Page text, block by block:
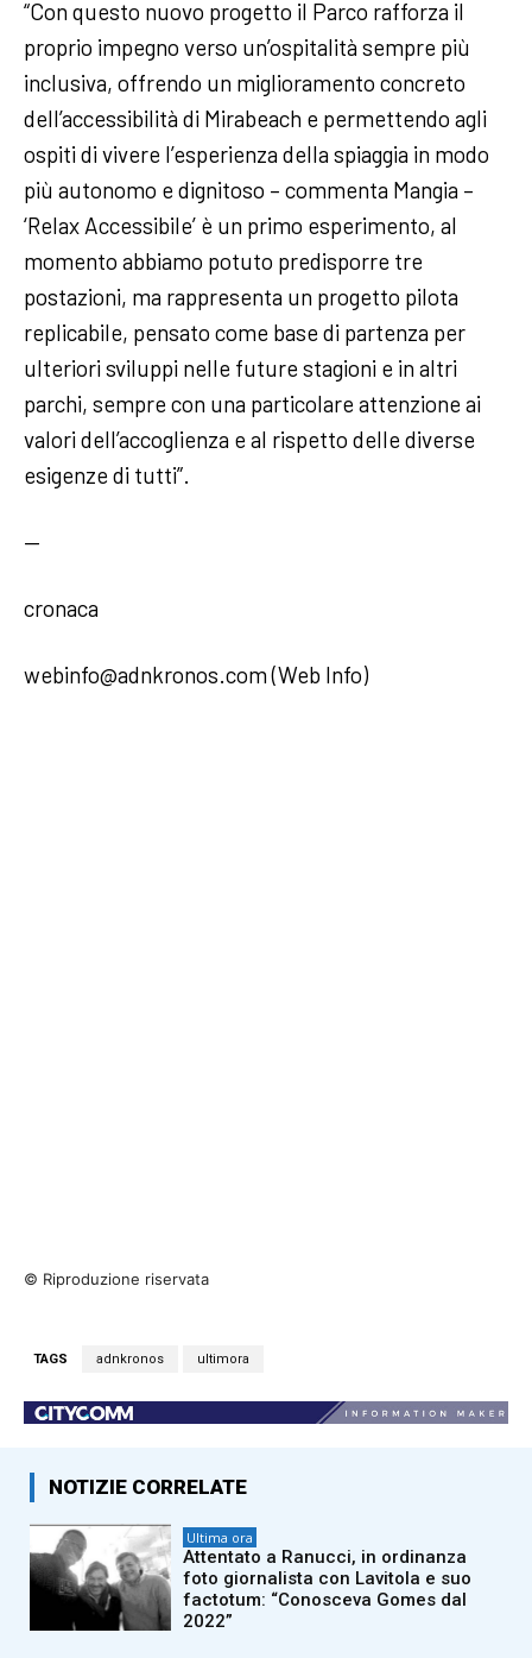
“Con questo nuovo progetto il Parco rafforza il
proprio impegno verso un’ospitalità sempre più
inclusiva, offrendo un miglioramento concreto
dell’accessibilità di Mirabeach e permettendo agli
ospiti di vivere l’esperienza della spiaggia in modo
più autonomo e dignitoso – commenta Mangia –
‘Relax Accessibile’ è un primo esperimento, al
momento abbiamo potuto predisporre tre
postazioni, ma rappresenta un progetto pilota
replicabile, pensato come base di partenza per
ulteriori sviluppi nelle future stagioni e in altri
parchi, sempre con una particolare attenzione ai
valori dell’accoglienza e al rispetto delle diverse
esigenze di tutti”.
—
cronaca
webinfo@adnkronos.com (Web Info)
© Riproduzione riservata
TAGS adnkronos ultimora
NOTIZIE CORRELATE
Ultima ora
Attentato a Ranucci, in ordinanza
foto giornalista con Lavitola e suo
factotum: “Conosceva Gomes dal
2022”